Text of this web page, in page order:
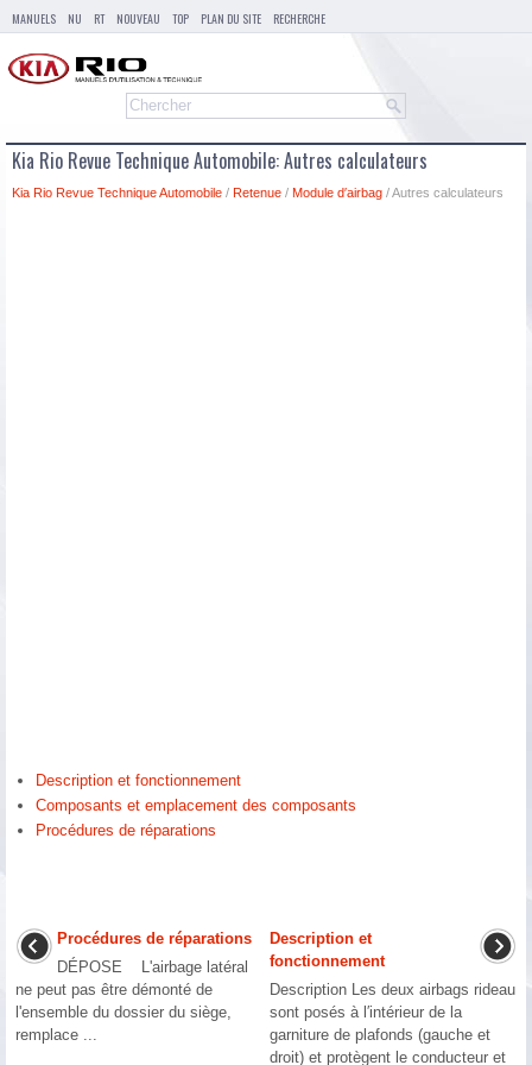
MANUELS NU RT NOUVEAU TOP PLAN DU SITE RECHERCHE
Kia Rio Revue Technique Automobile: Autres calculateurs
Kia Rio Revue Technique Automobile / Retenue / Module d′airbag / Autres calculateurs
Description et fonctionnement
Composants et emplacement des composants
Procédures de réparations
Procédures de réparations
DÉPOSE L'airbage latéral
ne peut pas être démonté de
l'ensemble du dossier du siège,
remplace ...
Description et
fonctionnement
Description Les deux airbags rideau
sont posés à l′intérieur de la
garniture de plafonds (gauche et
droit) et protègent le conducteur et